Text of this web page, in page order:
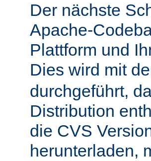
Der nächste
Apache-
Plattform und
Dies wird mit
durchgeführt,
Distribution
die CVS
herunterladen,